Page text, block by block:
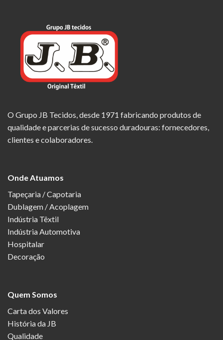
O Grupo JB Tecidos, desde 1971 fabricando produtos de
qualidade e parcerias de sucesso duradouras: fornecedores,
clientes e colaboradores.
Onde Atuamos
Tapeçaria / Capotaria
Dublagem / Acoplagem
Indústria Têxtil
Indústria Automotiva
Hospitalar
Decoração
Quem Somos
Carta dos Valores
História da JB
Qualidade